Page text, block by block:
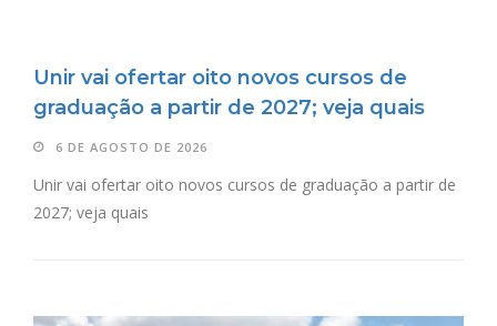
Unir vai ofertar oito novos cursos de
graduação a partir de 2027; veja quais
6 DE AGOSTO DE 2026
Unir vai ofertar oito novos cursos de graduação a partir de
2027; veja quais